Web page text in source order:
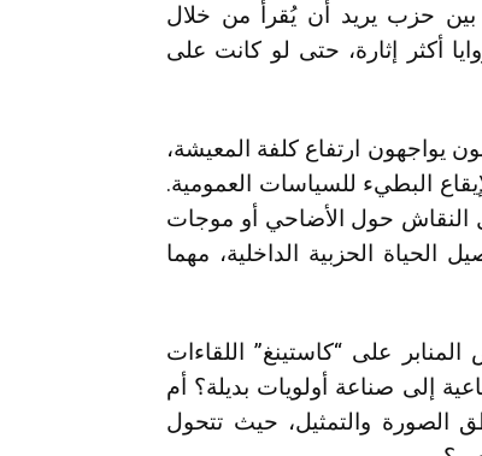
بين حزب يريد أن يُقرأ من خلال
أكثر إثارة، حتى لو كانت على
يواجهون ارتفاع كلفة المعيشة،
البطيء للسياسات العمومية.
النقاش حول الأضاحي أو موجات
الحياة الحزبية الداخلية، مهما
على “كاستينغ” اللقاءات
إلى صناعة أولويات بديلة؟ أم
الصورة والتمثيل، حيث تتحول